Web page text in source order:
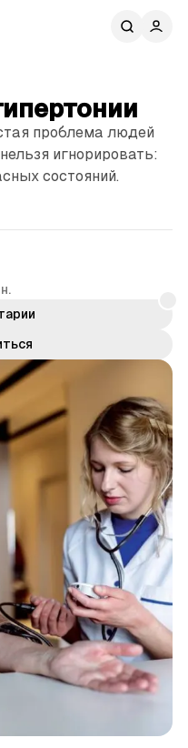
проблема людей
игнорировать:
состояний.